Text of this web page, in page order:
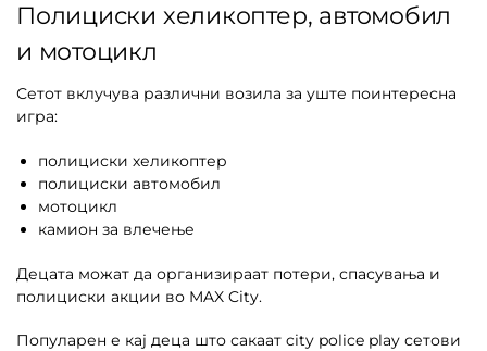
Полициски хеликоптер, автомобил
и мотоцикл
Сетот вклучува различни возила за уште поинтересна
игра:
полициски хеликоптер
полициски автомобил
мотоцикл
камион за влечење
Децата можат да организираат потери, спасувања и
полициски акции во MAX City.
Популарен е кај деца што сакаат city police play сетови